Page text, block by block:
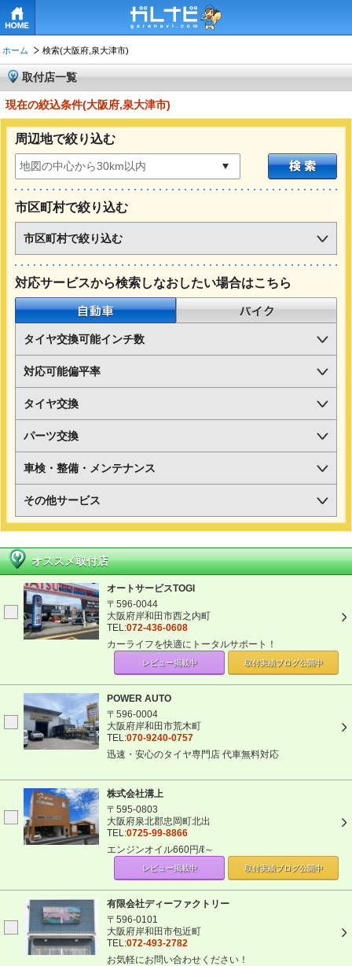
ホーム 検索(大阪府,泉大津市)
取付店一覧
現在の絞込条件(大阪府,泉大津市)
周辺地で絞り込む
市区町村で絞り込む
市区町村で絞り込む
対応サービスから検索しなおしたい場合はこちら
自動車
タイヤ交換可能インチ数
対応可能偏平率
タイヤ交換
パーツ交換
車検・整備・メンテナンス
その他サービス
オススメ取付店
オートサービスTOGI
〒596-0044
大阪府岸和田市西之内町
TEL:072-436-0608
カーライフを快適にトータルサポート！
レビュー掲載中 取付実績ブログ公開中
POWER AUTO
〒596-0004
大阪府岸和田市荒木町
TEL:070-9240-0757
迅速・安心のタイヤ専門店 代車無料対応
株式会社溝上
〒595-0803
大阪府泉北郡忠岡町北出
TEL:0725-99-8866
エンジンオイル660円/ℓ～
レビュー掲載中 取付実績ブログ公開中
有限会社ディーファクトリー
〒596-0101
大阪府岸和田市包近町
TEL:072-493-2782
お気軽にお問い合わせください！